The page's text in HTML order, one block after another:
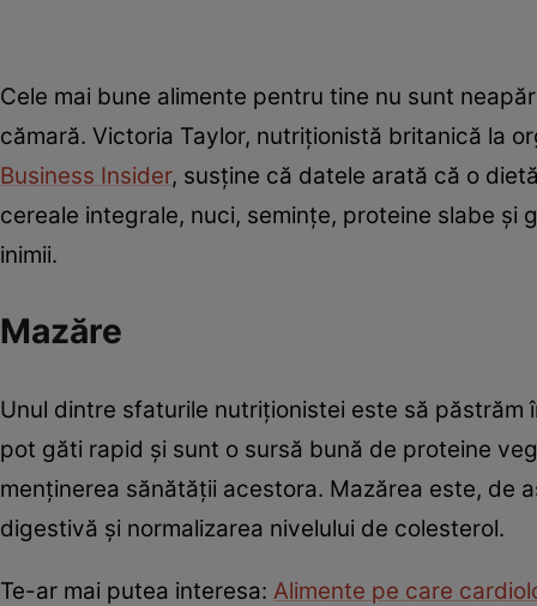
Cele mai bune alimente pentru tine nu sunt
cămară. Victoria Taylor, nutriţionistă britanică la
Business Insider, susţine că datele arată că o
cereale integrale, nuci, semințe, proteine slabe
inimii.
Mazăre
Unul dintre sfaturile nutriţionistei este să
pot găti rapid şi sunt o sursă bună de proteine
menținerea sănătăţii acestora. Mazărea este, de
digestivă şi normalizarea nivelului de colesterol.
Te-ar mai putea interesa: Alimente pe care